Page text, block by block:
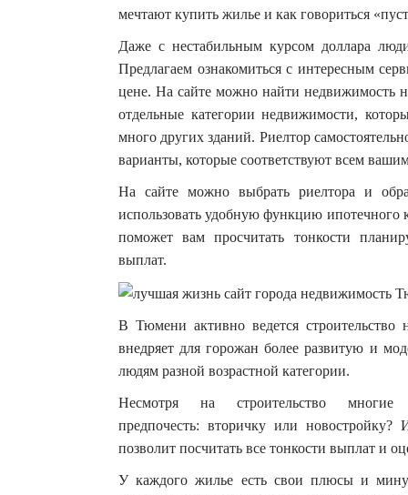
мечтают купить жилье и как говориться
Даже с нестабильным курсом доллара
Предлагаем ознакомиться с интересным
цене. На сайте можно найти недвижимость
отдельные категории недвижимости,
много других зданий. Риелтор
варианты, которые соответствуют всем
На сайте можно выбрать риелтора и
использовать удобную функцию ипотечного
поможет вам просчитать тонкости
выплат.
В Тюмени активно ведется
внедряет для горожан более развитую и
людям разной возрастной категории.
Несмотря на строительство
предпочесть: вторичку или новостройку?
позволит посчитать все тонкости выплат и
У каждого жилье есть свои плюсы и